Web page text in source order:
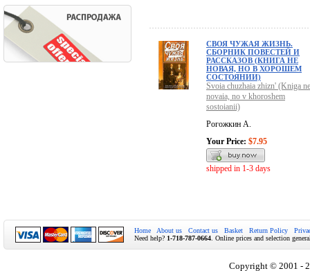
СВОЯ ЧУЖАЯ ЖИЗНЬ.
СБОРНИК ПОВЕСТЕЙ И
РАССКАЗОВ (КНИГА НЕ
НОВАЯ, НО В ХОРОШЕМ
СОСТОЯНИИ)
Svoia chuzhaia zhizn' (Kniga ne
novaia, no v khoroshem
sostoianii)
Рогожкин А.
Your Price: $7.95
shipped in 1-3 days
Home About us Contact us Basket Return Policy
Need help? 1-718-787-0664 . Online prices and selection
Copyright © 2001 -